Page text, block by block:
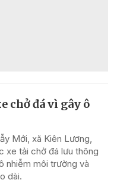
chở đá vì gây ô
Mới, xã Kiên Lương,
xe tải chở đá lưu thông
nhiễm môi trường và
dài.